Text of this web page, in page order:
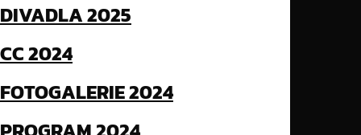
DIVADLA 2025
CC 2024
FOTOGALERIE 2024